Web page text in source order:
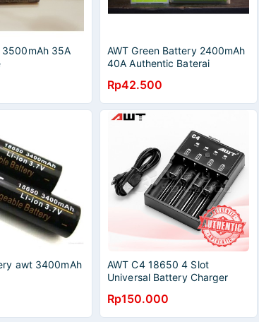
3500mAh 35A
AWT Green Battery 2400mAh
40A Authentic Baterai
Rp42.500
awt 3400mAh
AWT C4 18650 4 Slot
Universal Battery Charger
Rp150.000